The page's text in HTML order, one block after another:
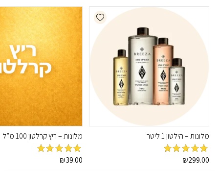
Add wishlist
מלונות – הילטון 1 ליטר
מדורג5מתוך₪299.00
מלונות – ריץ קרלטון 100 מ”ל
מדורג5
₪39.00